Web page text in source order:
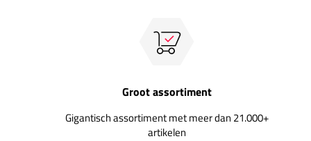
Groot assortiment
Gigantisch assortiment met meer dan 21.000+
artikelen